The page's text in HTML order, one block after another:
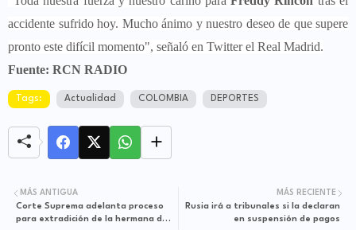
accidente sufrido hoy. Mucho ánimo y nuestro deseo de que supere
pronto este difícil momento", señaló en Twitter el Real Madrid.
Fuente: RCN RADIO
Tags: Actualidad COLOMBIA DEPORTES
MÁS RECIENTE
Rusia irá a tribunales si la declaran
en suspensión de pagos
MÁS ANTIGUA
Corte Suprema adelanta proceso
para extradición de la hermana de